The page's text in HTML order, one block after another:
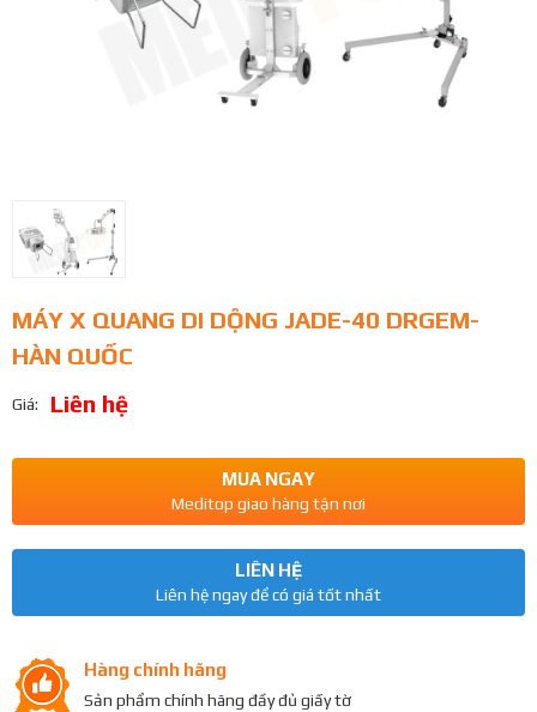
MÁY X QUANG DI DỘNG JADE-40 DRGEM-
HÀN QUỐC
Giá: Liên hệ
MUA NGAY
Meditop giao hàng tận nơi
LIÊN HỆ
Liên hệ ngay để có giá tốt nhất
Hàng chính hãng
Sản phẩm chính hãng đầy đủ giấy tờ